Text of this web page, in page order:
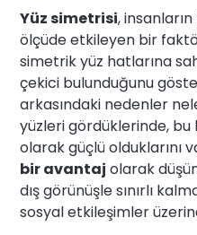
Yüz simetrisi,
ölçüde etkileyen bir
simetrik yüz hatlarına
çekici bulunduğunu
arkasındaki nedenler
yüzleri gördüklerinde, bu
olarak güçlü olduklarını
bir avantaj olarak
dış görünüşle sınırlı
sosyal etkileşimler